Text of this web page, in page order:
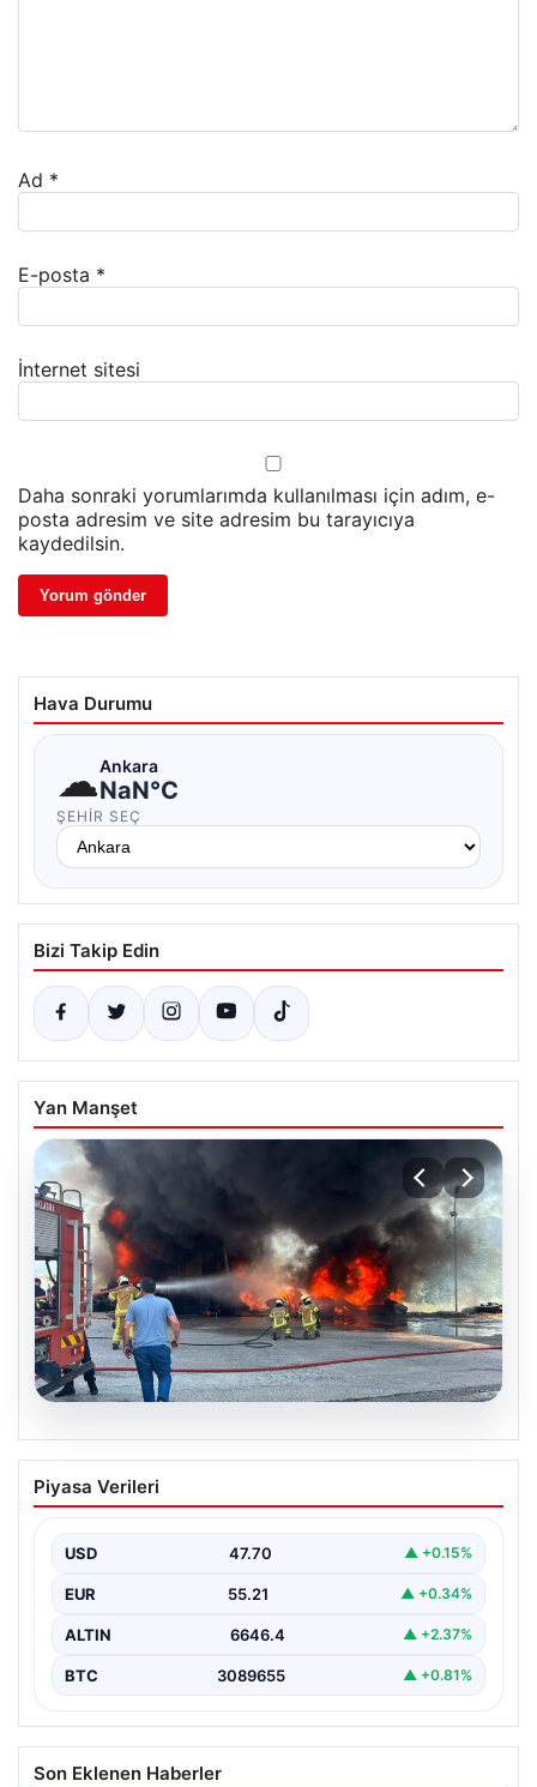
Ad *
E-posta *
İnternet sitesi
Daha sonraki yorumlarımda kullanılması için adım, e-
posta adresim ve site adresim bu tarayıcıya
kaydedilsin.
Hava Durumu
☁Ankara
NaN°C
ŞEHIR SEÇ
Bizi Takip Edin
Yan Manşet
Dumanlar ilçeyi kapladı: Bursa’da
tamirhanede yangın
Piyasa Verileri
USD 47.70 ▲ +0.15%
EUR 55.21 ▲ +0.34%
ALTIN 6646.4 ▲ +2.37%
BTC 3089655 ▲ +0.81%
Son Eklenen Haberler